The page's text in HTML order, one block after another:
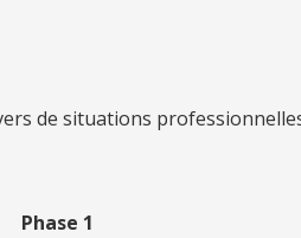
de situations
Phase 1